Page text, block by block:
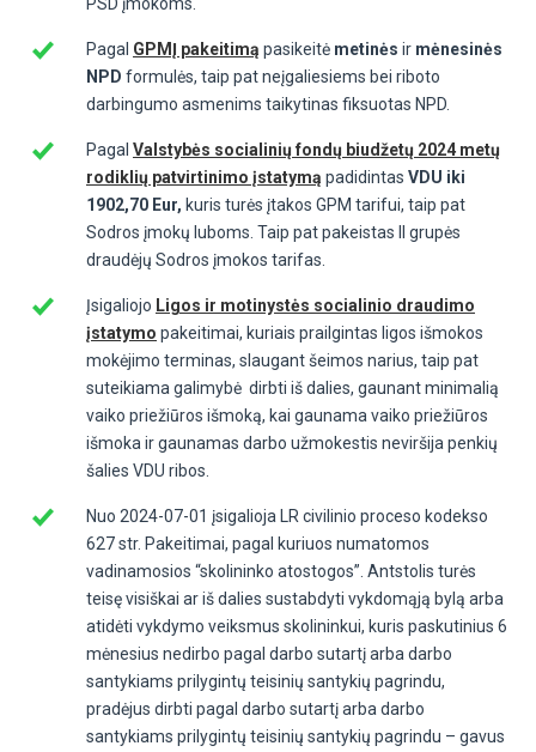
Pagal GPMĮ pakeitimą pasikeitė metinės ir mėnesinės
NPD formulės, taip pat neįgaliesiems bei riboto
darbingumo asmenims taikytinas fiksuotas NPD.
Pagal Valstybės socialinių fondų biudžetų 2024 metų
rodiklių patvirtinimo įstatymą padidintas VDU iki
1902,70 Eur, kuris turės įtakos GPM tarifui, taip pat
Sodros įmokų luboms. Taip pat pakeistas II grupės
draudėjų Sodros įmokos tarifas.
Įsigaliojo Ligos ir motinystės socialinio draudimo
įstatymo pakeitimai, kuriais prailgintas ligos išmokos
mokėjimo terminas, slaugant šeimos narius, taip pat
suteikiama galimybė dirbti iš dalies, gaunant minimalią
vaiko priežiūros išmoką, kai gaunama vaiko priežiūros
išmoka ir gaunamas darbo užmokestis neviršija penkių
šalies VDU ribos.
Nuo 2024-07-01 įsigalioja LR civilinio proceso kodekso
627 str. Pakeitimai, pagal kuriuos numatomos
vadinamosios “skolininko atostogos”. Antstolis turės
teisę visiškai ar iš dalies sustabdyti vykdomąją bylą arba
atidėti vykdymo veiksmus skolininkui, kuris paskutinius 6
mėnesius nedirbo pagal darbo sutartį arba darbo
santykiams prilygintų teisinių santykių pagrindu,
pradėjus dirbti pagal darbo sutartį arba darbo
santykiams prilygintų teisinių santykių pagrindu – gavus